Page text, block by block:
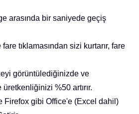
arasında bir saniyede geçiş
tıklamasından sizi kurtarır, fare
görüntülediğinizde ve
%50 artırır.
Firefox gibi Office'e (Excel dahil)